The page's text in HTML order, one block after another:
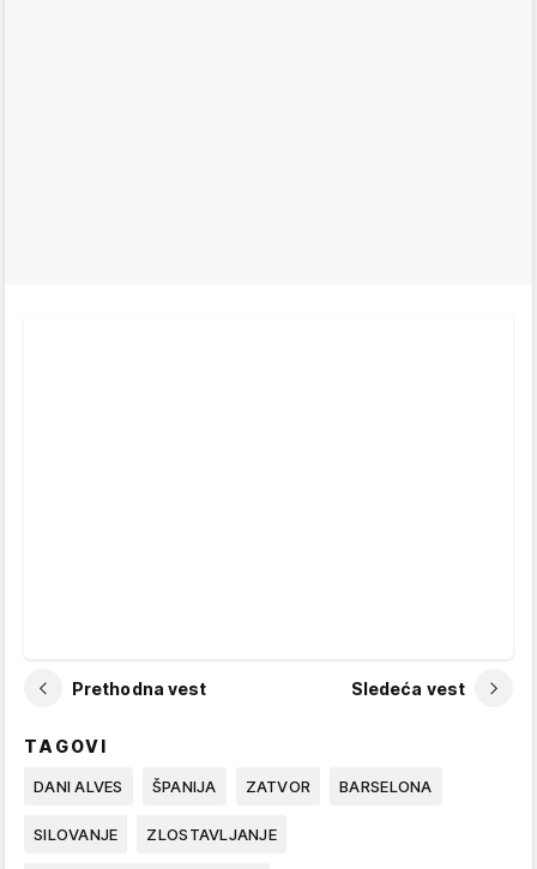
Prethodna vest Sledeća vest
TAGOVI
DANI ALVES ŠPANIJA ZATVOR BARSELONA
SILOVANJE ZLOSTAVLJANJE